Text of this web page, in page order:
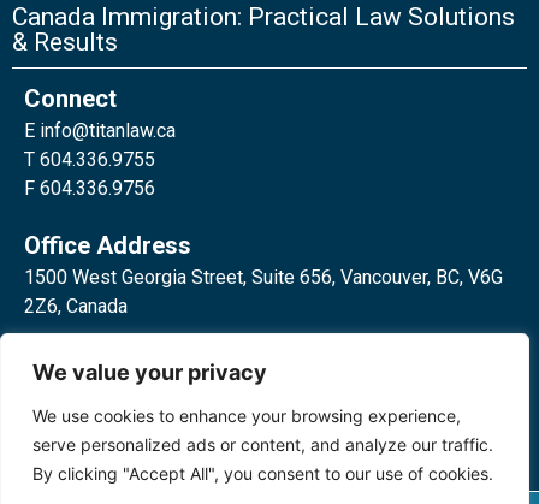
We value your privacy
We use cookies to enhance your browsing experience,
serve personalized ads or content, and analyze our traffic.
By clicking "Accept All", you consent to our use of cookies.
Canada Immigration: Practical Law Solutions
& Results
Connect
E info@titanlaw.ca
T 604.336.9755
F 604.336.9756
Office Address
1500 West Georgia Street, Suite 656, Vancouver, BC, V6G
2Z6, Canada
Toronto, ON, M4W 3E2, Canada